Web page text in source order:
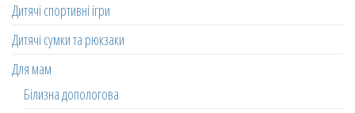
Дитячі спортивні ігри
Дитячі сумки та рюкзаки
Для мам
Білизна допологова